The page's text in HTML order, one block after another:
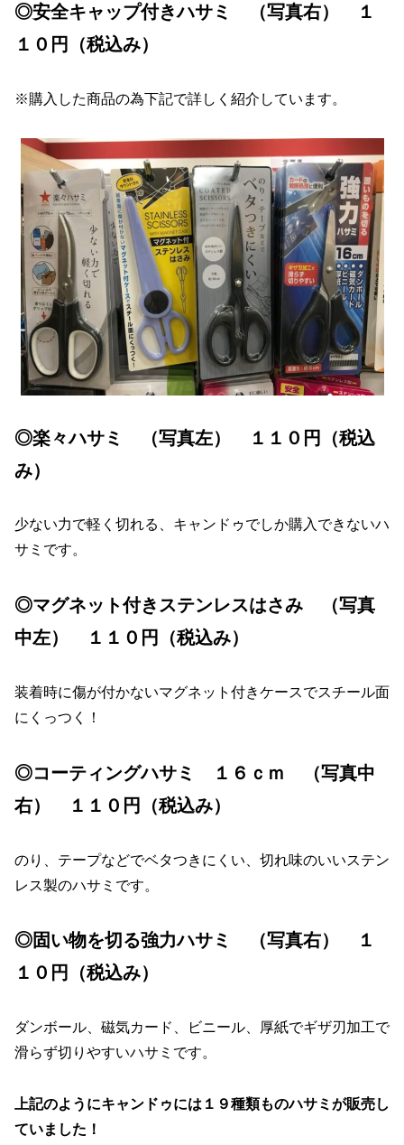
◎安全キャップ付きハサミ （写真右） １
１０円（税込み）
※購入した商品の為下記で詳しく紹介しています。
◎楽々ハサミ （写真左） １１０円（税込
み）
少ない力で軽く切れる、キャンドゥでしか購入できないハ
サミです。
◎マグネット付きステンレスはさみ （写真
中左） １１０円（税込み）
装着時に傷が付かないマグネット付きケースでスチール面
にくっつく！
◎コーティングハサミ １６ｃｍ （写真中
右） １１０円（税込み）
のり、テープなどでベタつきにくい、切れ味のいいステン
レス製のハサミです。
◎固い物を切る強力ハサミ （写真右） １
１０円（税込み）
ダンボール、磁気カード、ビニール、厚紙でギザ刃加工で
滑らず切りやすいハサミです。
上記のようにキャンドゥには１９種類ものハサミが販売し
ていました！